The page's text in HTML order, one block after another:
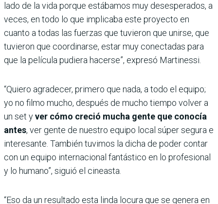
lado de la vida porque estábamos muy desesperados, a
veces, en todo lo que implicaba este proyecto en
cuanto a todas las fuerzas que tuvieron que unirse, que
tuvieron que coordinarse, estar muy conectadas para
que la película pudiera hacerse”, expresó Martinessi.
“Quiero agradecer, primero que nada, a todo el equipo;
yo no filmo mucho, después de mucho tiempo volver a
un set yver cómo creció mucha gente que conocía
antes, ver gente de nuestro equipo local súper segura e
interesante. También tuvimos la dicha de poder contar
con un equipo internacional fantástico en lo profesional
y lo humano”, siguió el cineasta.
“Eso da un resultado esta linda locura que se genera en